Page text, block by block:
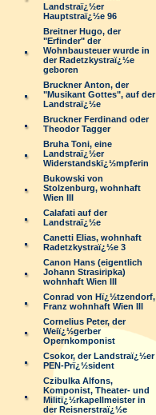
Landstraï¿½er
Hauptstraï¿½e 96
Breitner Hugo, der
"Erfinder" der
Wohnbausteuer wurde in
der Radetzkystraï¿½e
geboren
Bruckner Anton, der
"Musikant Gottes", auf der
Landstraï¿½e
Bruckner Ferdinand oder
Theodor Tagger
Bruha Toni, eine
Landstraï¿½er
Widerstandskï¿½mpferin
Bukowski von
Stolzenburg, wohnhaft
Wien III
Calafati auf der
Landstraï¿½e
Canetti Elias, wohnhaft
Radetzkystraï¿½e 3
Canon Hans (eigentlich
Johann Strasiripka)
wohnhaft Wien III
Conrad von Hï¿½tzendorf,
Franz wohnhaft Wien III
Cornelius Peter, der
Weiï¿½gerber
Opernkomponist
Csokor, der Landstraï¿½er
PEN-Prï¿½sident
Czibulka Alfons,
Komponist, Theater- und
Militï¿½rkapellmeister in
der Reisnerstraï¿½e